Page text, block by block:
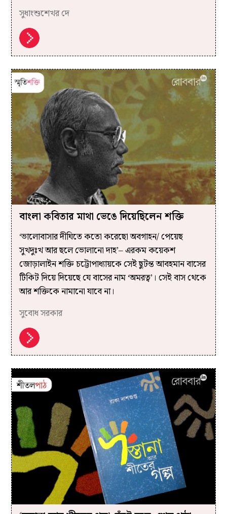
সুধাংশুশেখর দে
বাংলা কবিতার মাথা ভেঙে দিয়েছিলেন শক্তি
‘ভালোবাসার দীঘিতে কতো করেছো অবগাহন/ পেয়েছ
সুখদুঃখ আর ছলে ভোলানো দাহ’– এরকম কয়েকশ
জোড়ালাইন শক্তি চট্টোপাধ্যায়কে সেই ছুটন্ত আবহমান বাসের
টিকিট দিয়ে দিয়েছে যে বাসের নাম ‘অমরত্ব’। সেই বাস থেকে
আর শক্তিকে নামানো যাবে না।
সুবোধ সরকার